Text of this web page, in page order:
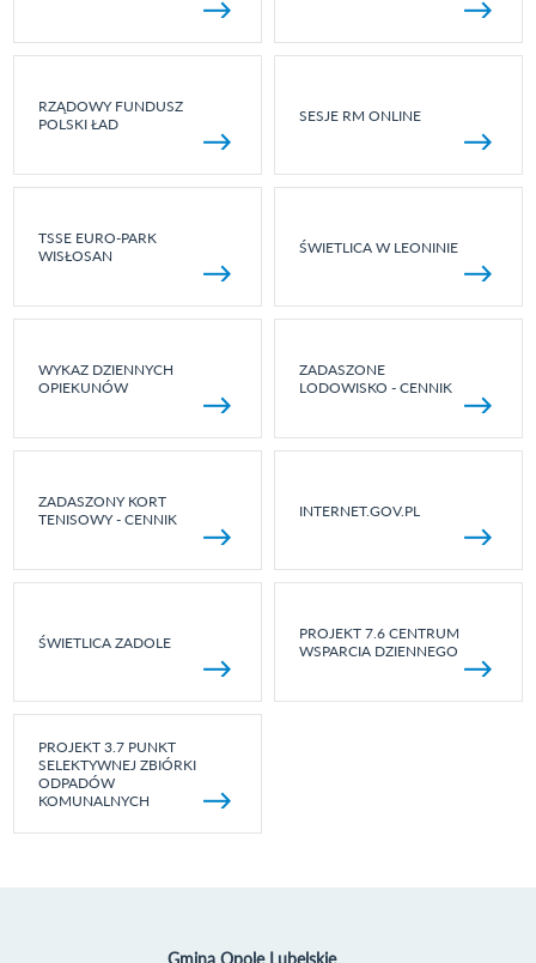
RZĄDOWY FUNDUSZ
POLSKI ŁAD
SESJE RM ONLINE
TSSE EURO-PARK
WISŁOSAN
ŚWIETLICA W LEONINIE
WYKAZ DZIENNYCH
OPIEKUNÓW
ZADASZONE
LODOWISKO - CENNIK
ZADASZONY KORT
TENISOWY - CENNIK
INTERNET.GOV.PL
ŚWIETLICA ZADOLE
PROJEKT 7.6 CENTRUM
WSPARCIA DZIENNEGO
PROJEKT 3.7 PUNKT
SELEKTYWNEJ ZBIÓRKI
ODPADÓW
KOMUNALNYCH
Gmina Opole Lubelskie